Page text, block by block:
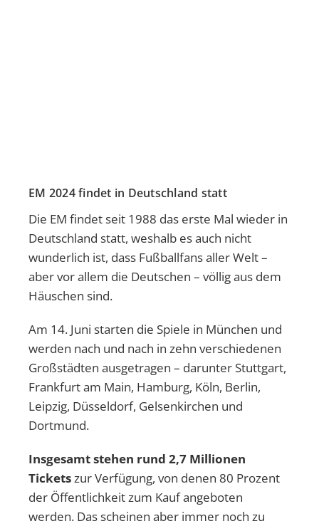
EM 2024 findet in Deutschland statt
Die EM findet seit 1988 das erste Mal wieder in
Deutschland statt, weshalb es auch nicht
wunderlich ist, dass Fußballfans aller Welt –
aber vor allem die Deutschen – völlig aus dem
Häuschen sind.
Am 14. Juni starten die Spiele in München und
werden nach und nach in zehn verschiedenen
Großstädten ausgetragen – darunter Stuttgart,
Frankfurt am Main, Hamburg, Köln, Berlin,
Leipzig, Düsseldorf, Gelsenkirchen und
Dortmund.
Insgesamt stehen rund 2,7 Millionen
Ticketszur Verfügung, von denen 80 Prozent
der Öffentlichkeit zum Kauf angeboten
werden. Das scheinen aber immer noch zu